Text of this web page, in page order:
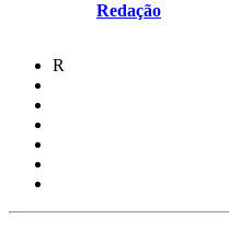
Redação